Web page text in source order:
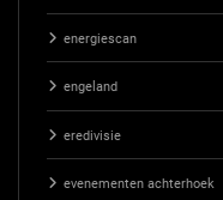
energiescan
engeland
eredivisie
evenementen achterhoek